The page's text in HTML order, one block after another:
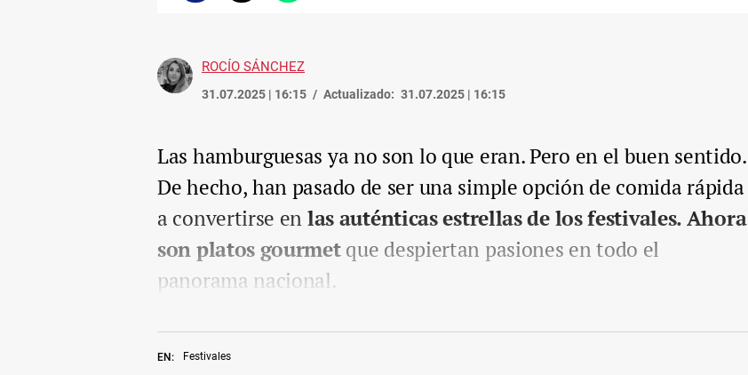
ROCÍO SÁNCHEZ
31.07.2025 | 16:15 Actualizado: 31.07.2025 | 16:15
EN: Festivales
Las hamburguesas ya no son lo que eran. Pero en el buen sentido.
De hecho, han pasado de ser una simple opción de comida rápida
a convertirse enlas auténticas estrellas de los festivales. Ahora
son platos gourmetque despiertan pasiones en todo el
panorama nacional.